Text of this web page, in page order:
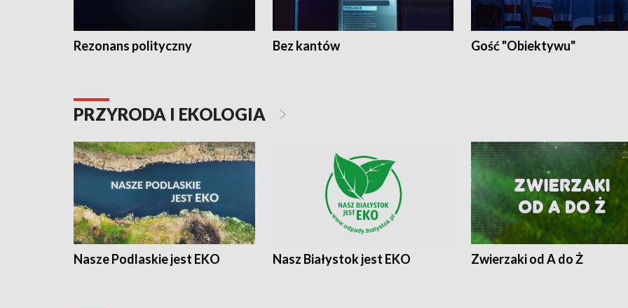
Rezonans polityczny Bez kantów Gość "Obiektywu"
PRZYRODA I EKOLOGIA
Nasze Podlaskie jest EKO Nasz Białystok jest EKO Zwierzaki od A do Ż